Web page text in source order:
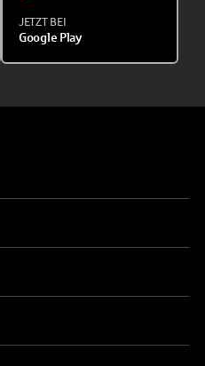
JETZT BEI
Google Play